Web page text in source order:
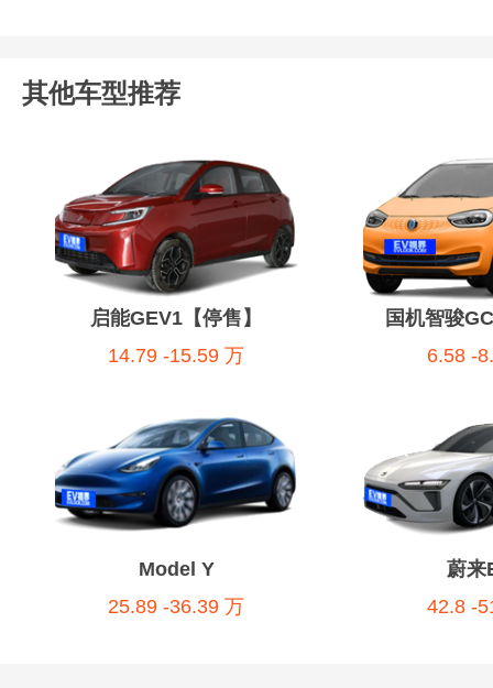
其他车型推荐
启能GEV1【停售】
14.79 -15.59 万
国机智骏
6.58 -
Model Y
25.89 -36.39 万
蔚来
42.8 -